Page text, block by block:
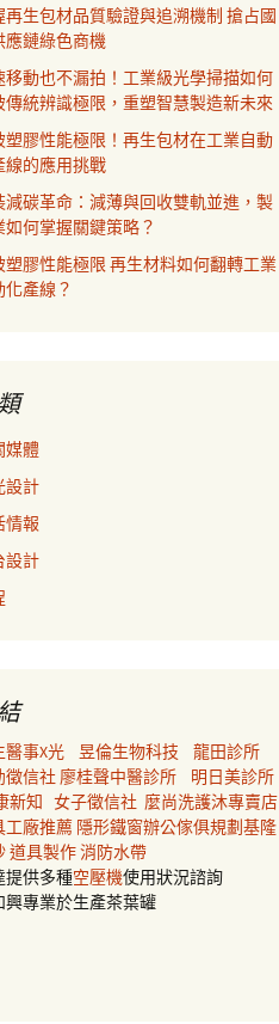
再生包材品質驗證與追溯機制 搶占國
應鏈綠色商機
移動也不漏拍！工業級光學掃描如何
傳統辨識極限，重塑智慧製造新未來
塑膠性能極限！再生包材在工業自動
線的應用挑戰
減碳革命：減薄與回收雙軌並進，製
如何掌握關鍵策略？
塑膠性能極限 再生材料如何翻轉工業
化產線？
媒體
設計
情報
設計
醫事X光 昱倫生物科技
龍田診所
徵信社 廖桂聲中醫診所
明日美診所
新知 女子徵信社 麼尚洗護沐專賣店
工廠推薦 隱形鐵窗辦公傢俱規劃基隆
道具製作消防水帶
提供多種空壓機使用狀況諮詢
興專業於生產茶葉罐